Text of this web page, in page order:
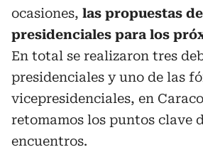
ocasiones, las propuestas
presidenciales para los
En total se realizaron tres
presidenciales y uno de las
vicepresidenciales, en
retomamos los puntos clave
encuentros.